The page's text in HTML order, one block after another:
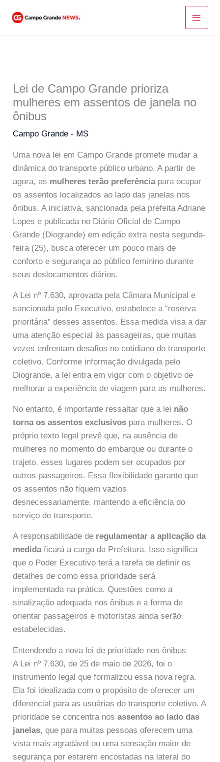
para
Lei de Campo Grande prioriza
mulheres em assentos de janela no
ônibus
Campo Grande - MS
Uma nova lei em Campo Grande promete mudar a
dinâmica do transporte público urbano. A partir de
agora, as mulheres terão preferênciapara ocupar
os assentos localizados ao lado das janelas nos
ônibus. A iniciativa, sancionada pela prefeita Adriane
Lopes e publicada no Diário Oficial de Campo
Grande (Diogrande) em edição extra nesta segunda-
feira (25), busca oferecer um pouco mais de
conforto e segurança ao público feminino durante
seus deslocamentos diários.
A Lei nº 7.630, aprovada pela Câmara Municipal e
sancionada pelo Executivo, estabelece a “reserva
prioritária” desses assentos. Essa medida visa a dar
uma atenção especial às passageiras, que muitas
vezes enfrentam desafios no cotidiano do transporte
coletivo. Conforme informação divulgada pelo
Diogrande, a lei entra em vigor com o objetivo de
melhorar a experiência de viagem para as mulheres.
No entanto, é importante ressaltar que a lei não
torna os assentos exclusivos para mulheres. O
próprio texto legal prevê que, na ausência de
mulheres no momento do embarque ou durante o
trajeto, esses lugares podem ser ocupados por
outros passageiros. Essa flexibilidade garante que
os assentos não fiquem vazios
desnecessariamente, mantendo a eficiência do
serviço de transporte.
A responsabilidade de regulamentar a aplicação da
medidaficará a cargo da Prefeitura. Isso significa
que o Poder Executivo terá a tarefa de definir os
detalhes de como essa prioridade será
implementada na prática. Questões como a
sinalização adequada nos ônibus e a forma de
orientar passageiros e motoristas ainda serão
estabelecidas.
Entendendo a nova lei de prioridade nos ônibus
A Lei nº 7.630, de 25 de maio de 2026, foi o
instrumento legal que formalizou essa nova regra.
Ela foi idealizada com o propósito de oferecer um
diferencial para as usuárias do transporte coletivo. A
prioridade se concentra nosassentos ao lado das
janelas, que para muitas pessoas oferecem uma
vista mais agradável ou uma sensação maior de
segurança por estarem encostadas na lateral do